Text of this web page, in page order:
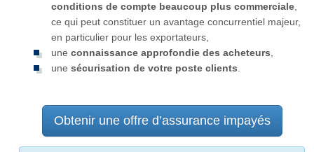
conditions de compte beaucoup plus commerciale
ce qui peut constituer un avantage concurrentiel majeur,
en particulier pour les exportateurs,
une connaissance approfondie des acheteurs
une sécurisation de votre poste clients
Obtenir une offre d’assurance impayés